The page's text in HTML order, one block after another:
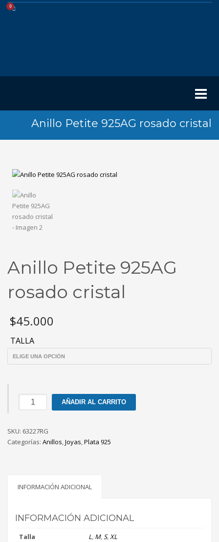
Anillo Petite 925AG rosado cristal
Anillo Petite 925AG
rosado cristal
$45.000
TALLA
Anillo
Petite
rosado
cristal
AÑADIR AL CARRITO
SKU: 63227RG
Categorías: Anillos,Joyas,Plata 925
INFORMACIÓN ADICIONAL
INFORMACIÓN ADICIONAL
Talla L, M,S,XL